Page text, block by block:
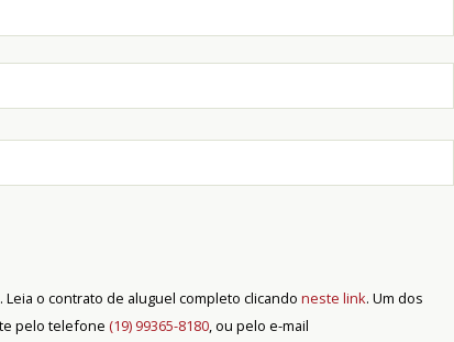
o contrato de aluguel completo clicando neste link. Um dos
pelo telefone (19) 99365-8180, ou pelo e-mail